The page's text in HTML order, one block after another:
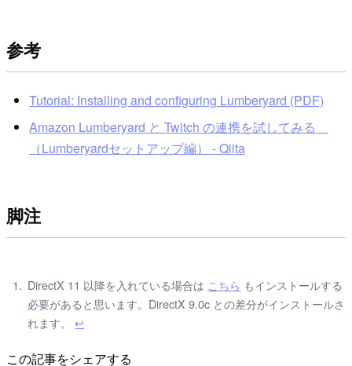
参考
Tutorial: Installing and configuring Lumberyard (PDF)
Amazon Lumberyard と Twitch の連携を試してみる
（Lumberyardセットアップ編） - Qiita
脚注
DirectX 11 以降を入れている場合は こちら もインストールする
必要があると思います。DirectX 9.0c との差分がインストールさ
れます。↩
この記事をシェアする